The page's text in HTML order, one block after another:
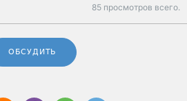
85 просмотров всего.
ОБСУДИТЬ